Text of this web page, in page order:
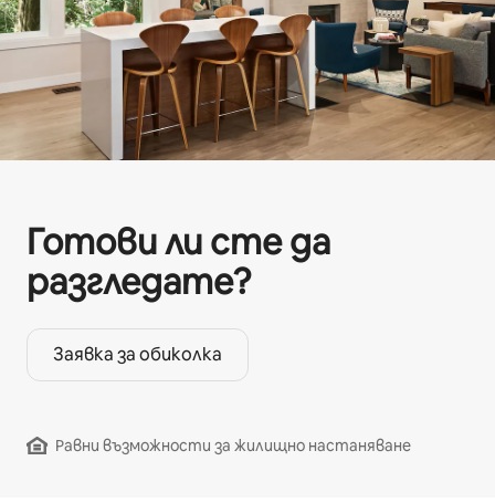
Готови ли сте да
разгледате?
Заявка за обиколка
Равни възможности за жилищно настаняване